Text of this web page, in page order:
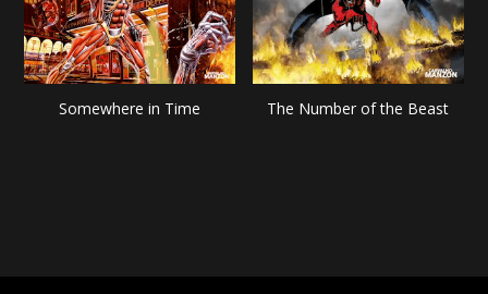
Somewhere in Time The Number of the Beast